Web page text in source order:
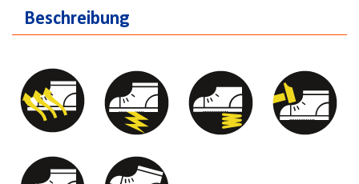
43
44
45
Beschreibung